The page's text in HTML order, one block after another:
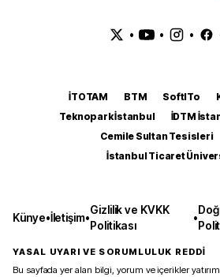
• • •
İTOTAM BTM SoftITo
Teknopark İstanbul
İDTM
Cemile Sultan Tesisleri
İstanbul Ticaret
Künye•İletişim•
Gizlilik ve KVKK
Politikası
•
YASAL UYARI VE SORUMLULUK REDDİ
Bu sayfada yer alan bilgi, yorum ve içerikler yatırım